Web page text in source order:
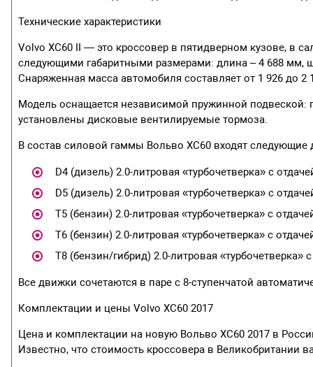
Технические характеристики
Volvo XC60 II — это кроссовер в пятидверном кузове, в
следующими габаритными размерами: длина – 4 688 мм,
Снаряженная масса автомобиля составляет от 1 926 до 2
Модель оснащается независимой пружинной
установлены дисковые вентилируемые тормоза.
В состав силовой гаммы Вольво XC60 входят следующие
D4 (дизель) 2.0-литровая «турбочетверка» с
D5 (дизель) 2.0-литровая «турбочетверка» с
T5 (бензин) 2.0-литровая «турбочетверка» с
T6 (бензин) 2.0-литровая «турбочетверка» с
T8 (бензин/гибрид) 2.0-литровая «турбочетверка»
Все движки сочетаются в паре с 8-ступенчатой
Комплектации и цены Volvo XC60 2017
Цена и комплектации на новую Вольво XC60 2017 в
Известно, что стоимость кроссовера в Великобритании